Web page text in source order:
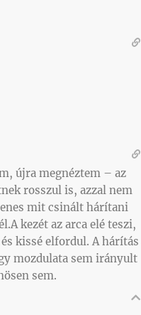
újra megnéztem – az
rosszul is, azzal nem
mit csinált hárítani
kezét az arca elé teszi,
kissé elfordul. A hárítás
mozdulata sem irányult
sem.